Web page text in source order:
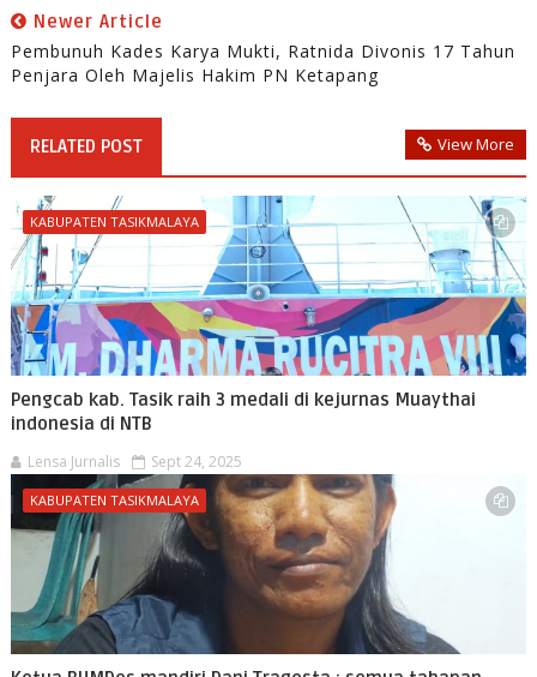
Newer Article
Pembunuh Kades Karya Mukti, Ratnida Divonis 17 Tahun
Penjara Oleh Majelis Hakim PN Ketapang
RELATED POST View More
KABUPATEN TASIKMALAYA
Pengcab kab. Tasik raih 3 medali di kejurnas Muaythai
indonesia di NTB
Lensa Jurnalis Sept 24, 2025
KABUPATEN TASIKMALAYA